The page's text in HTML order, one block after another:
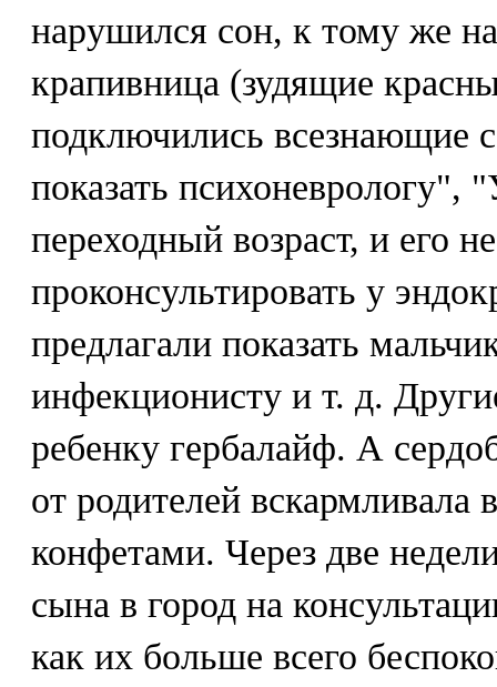
нарушился сон, к тому же
крапивница (зудящие
подключились всезнающие
показать психоневрологу",
переходный возраст, и его
проконсультировать у
предлагали показать
инфекционисту и т. д.
ребенку гербалайф. А
от родителей
конфетами. Через две
сына в город на
как их больше всего